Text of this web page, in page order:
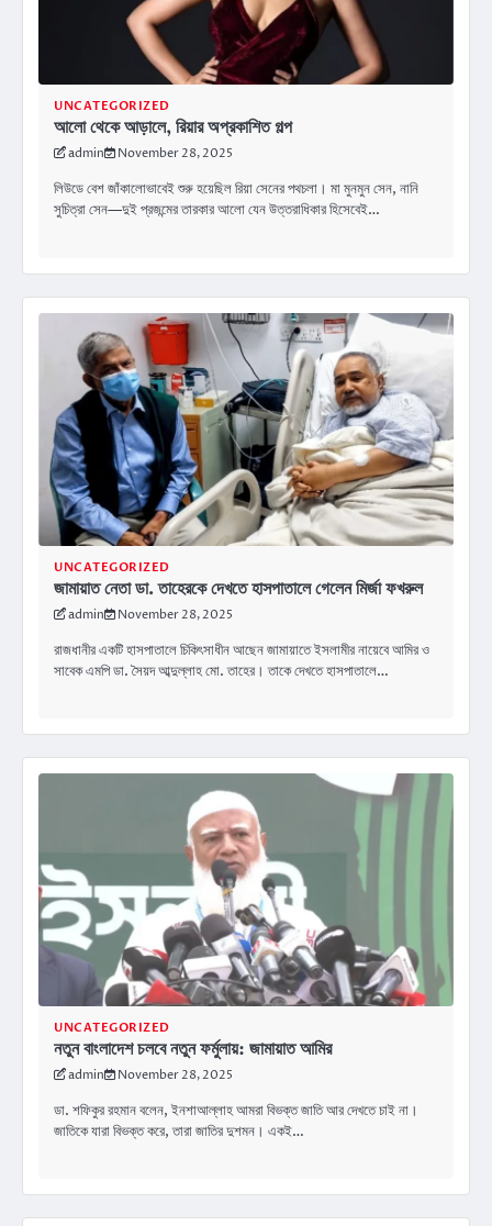
UNCATEGORIZED
আলো থেকে আড়ালে, রিয়ার অপ্রকাশিত গল্প
admin November 28, 2025
লিউডে বেশ জাঁকালোভাবেই শুরু হয়েছিল রিয়া সেনের পথচলা। মা মুনমুন সেন, নানি
সুচিত্রা সেন—দুই প্রজন্মের তারকার আলো যেন উত্তরাধিকার হিসেবেই…
UNCATEGORIZED
জামায়াত নেতা ডা. তাহেরকে দেখতে হাসপাতালে গেলেন মির্জা ফখরুল
admin November 28, 2025
রাজধানীর একটি হাসপাতালে চিকিৎসাধীন আছেন জামায়াতে ইসলামীর নায়েবে আমির ও
সাবেক এমপি ডা. সৈয়দ আব্দুল্লাহ মো. তাহের। তাকে দেখতে হাসপাতালে…
UNCATEGORIZED
নতুন বাংলাদেশ চলবে নতুন ফর্মুলায়: জামায়াত আমির
admin November 28, 2025
ডা. শফিকুর রহমান বলেন, ইনশাআল্লাহ আমরা বিভক্ত জাতি আর দেখতে চাই না।
জাতিকে যারা বিভক্ত করে, তারা জাতির দুশমন। একই…